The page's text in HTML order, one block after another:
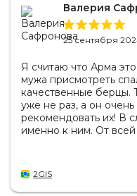
Валерия
25 сентября
Я считаю что Арма
мужа присмотреть
качественные берцы.
уже не раз, а он
рекомендовать их! В
именно к ним. От
2GIS